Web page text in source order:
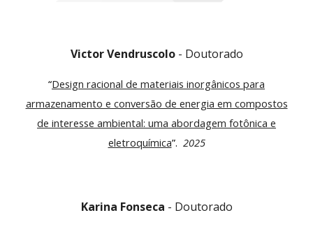
Victor Vendruscolo- Doutorado
“Design racional de materiais inorgânicos para
armazenamento e conversão de energia em compostos
de interesse ambiental: uma abordagem fotônica e
eletroquímica”. 2025
Karina Fonseca - Doutorado